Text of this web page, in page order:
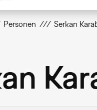
Personen Serkan